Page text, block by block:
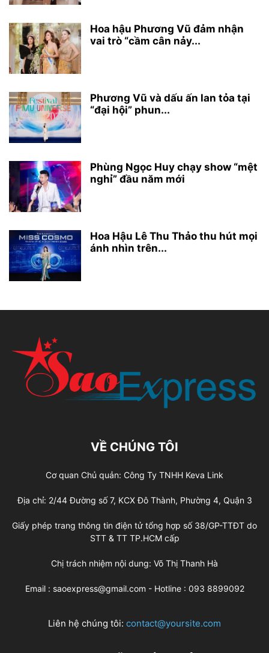
Hoa hậu Phương Vũ đảm nhận
vai trò “cầm cân nảy...
Phương Vũ và dấu ấn lan tỏa tại
“đại hội” phun...
Phùng Ngọc Huy chạy show “mệt
nghỉ” đầu năm mới
Hoa Hậu Lê Thu Thảo thu hút mọi
ánh nhìn trên...
VỀ CHÚNG TÔI
Cơ quan Chủ quản: Công Ty TNHH Keva Link
Địa chỉ: 2/44 Đường số 7, KCX Đô Thành, Phường 4, Quận 3
Giấy phép trang thông tin điện tử tổng hợp số 38/GP-TTĐT do
STT & TT TP.HCM cấp
Chị trách nhiệm nội dung: Võ Thị Thanh Hà
Email : saoexpress@gmail.com - Hotline : 093 8899092
Liên hệ chúng tôi: contact@yoursite.com